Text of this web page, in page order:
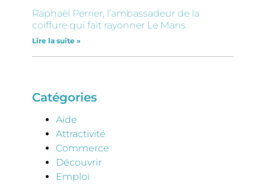
Raphaël Perrier, l’ambassadeur de la
coiffure qui fait rayonner Le Mans
Lire la suite »
Catégories
Aide
Attractivité
Commerce
Découvrir
Emploi